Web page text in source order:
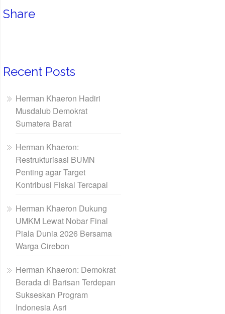
Share
Recent Posts
Herman Khaeron Hadiri
Musdalub Demokrat
Sumatera Barat
Herman Khaeron:
Restrukturisasi BUMN
Penting agar Target
Kontribusi Fiskal Tercapai
Herman Khaeron Dukung
UMKM Lewat Nobar Final
Piala Dunia 2026 Bersama
Warga Cirebon
Herman Khaeron: Demokrat
Berada di Barisan Terdepan
Sukseskan Program
Indonesia Asri